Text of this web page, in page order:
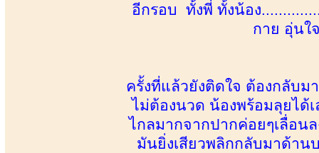
อีกรอบ ทั้งพี่ ทั้งน้อง
กาย อุ่นใ
ครั้งที่แล้วยังติดใจ ต้องกลับม
ไม่ต้องนวด น้องพร้อมลุยได้
ไกลมากจากปากค่อยๆเลื่อน
มันยิ่งเสียวพลิกกลับมาด้าน